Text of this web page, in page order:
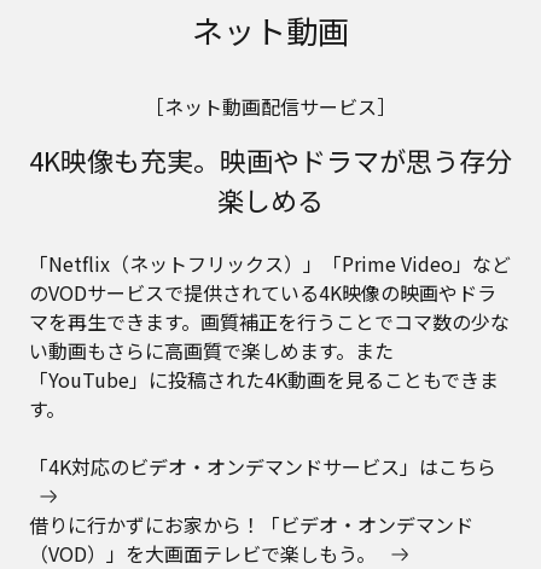
ネット動画
［ネット動画配信サービス］
4K映像も充実。映画やドラマが思う存分
楽しめる
「Netflix（ネットフリックス）」「Prime Video」など
のVODサービスで提供されている4K映像の映画やドラ
マを再生できます。画質補正を行うことでコマ数の少な
い動画もさらに高画質で楽しめます。また
「YouTube」に投稿された4K動画を見ることもできま
す。
「4K対応のビデオ・オンデマンドサービス」はこちら
借りに行かずにお家から！「ビデオ・オンデマンド
（VOD）」を大画面テレビで楽しもう。